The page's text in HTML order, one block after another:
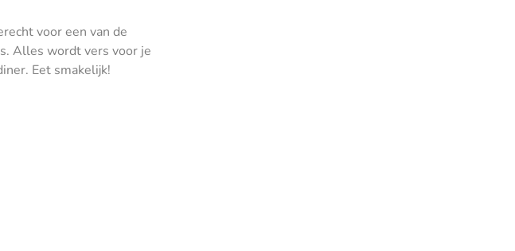
voor een van de
Alles wordt vers voor je
Eet smakelijk!